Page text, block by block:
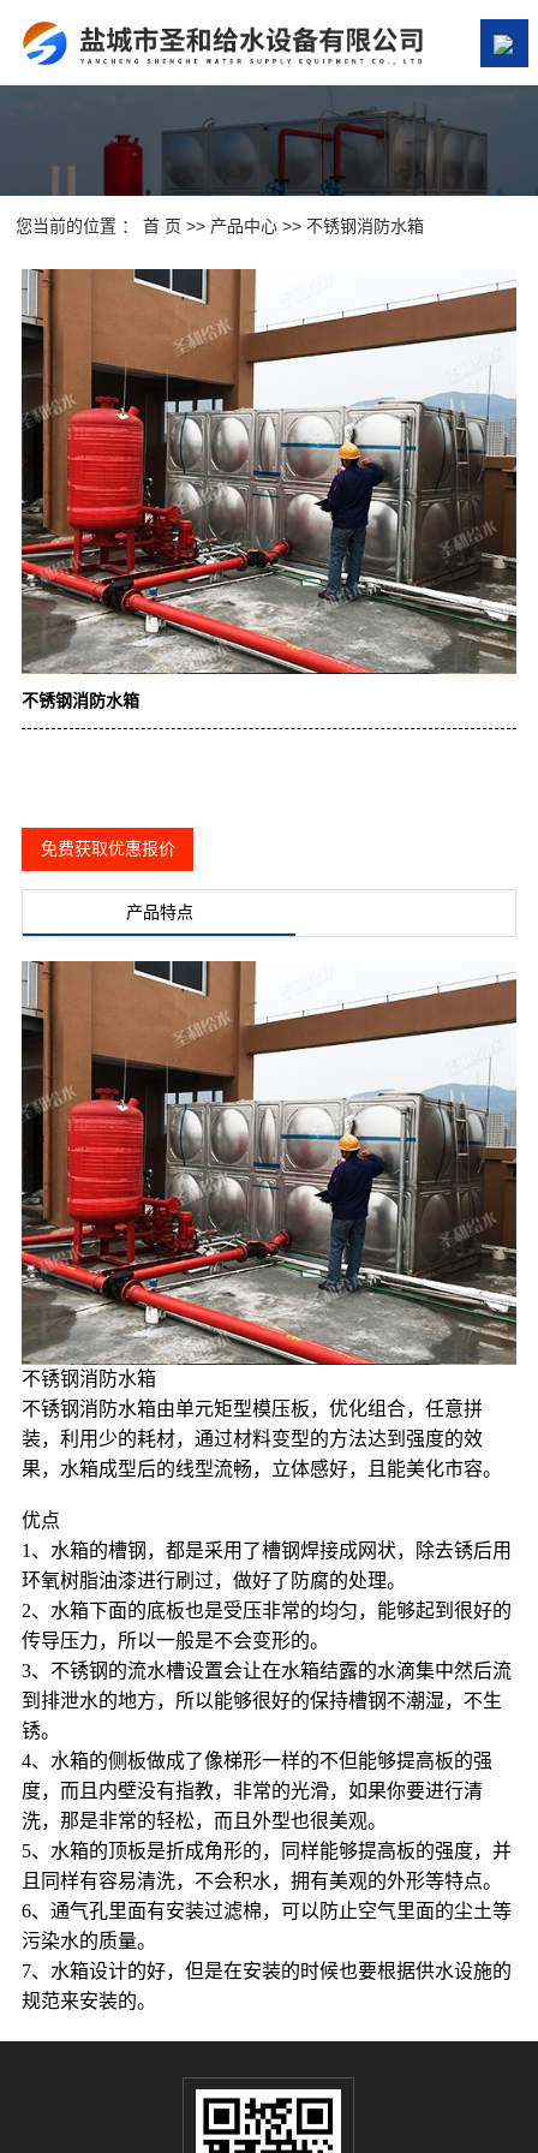
关于我们
产品中心
案例展示
新闻资讯
在线留言
联系我们
您当前的位置 ：首 页 >> 产品中心 >>不锈钢消防水箱
不锈钢消防水箱
免费获取优惠报价
产品特点
不锈钢消防水箱
不锈钢消防水箱由单元矩型模压板，优化组合，任意拼
装，利用少的耗材，通过材料变型的方法达到强度的效
果，水箱成型后的线型流畅，立体感好，且能美化市容。
优点
1、水箱的槽钢，都是采用了槽钢焊接成网状，除去锈后用
环氧树脂油漆进行刷过，做好了防腐的处理。
2、水箱下面的底板也是受压非常的均匀，能够起到很好的
传导压力，所以一般是不会变形的。
3、不锈钢的流水槽设置会让在水箱结露的水滴集中然后流
到排泄水的地方，所以能够很好的保持槽钢不潮湿，不生
锈。
4、水箱的侧板做成了像梯形一样的不但能够提高板的强
度，而且内壁没有指教，非常的光滑，如果你要进行清
洗，那是非常的轻松，而且外型也很美观。
5、水箱的顶板是折成角形的，同样能够提高板的强度，并
且同样有容易清洗，不会积水，拥有美观的外形等特点。
6、通气孔里面有安装过滤棉，可以防止空气里面的尘土等
污染水的质量。
7、水箱设计的好，但是在安装的时候也要根据供水设施的
规范来安装的。